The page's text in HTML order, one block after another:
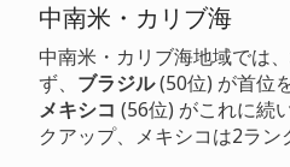
中南米・カリブ海
中南米・カリブ海地域では
ず、 ブラジル(50位) が首位
メキシコ (56位) がこれに続
クアップ、メキシコは2ラン